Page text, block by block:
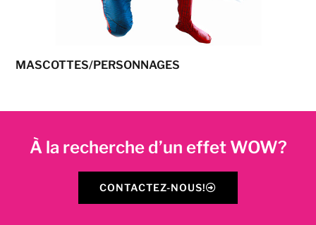
MASCOTTES/PERSONNAGES
À la recherche d’un effet WOW?
CONTACTEZ-NOUS!